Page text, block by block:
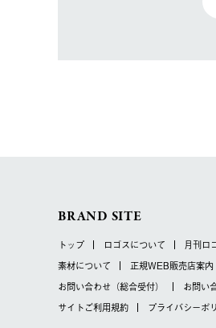
BRAND SITE
トップ ロゴスについて 月刊ロ
素材について
正規WEB販売店案内
お問い合わせ （総合受付） お問い
サイトご利用規約
プライバシーポ